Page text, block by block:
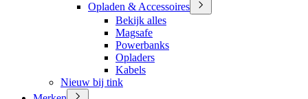
Opladen & Accessoires
Bekijk alles
Magsafe
Powerbanks
Opladers
Kabels
Nieuw bij tink